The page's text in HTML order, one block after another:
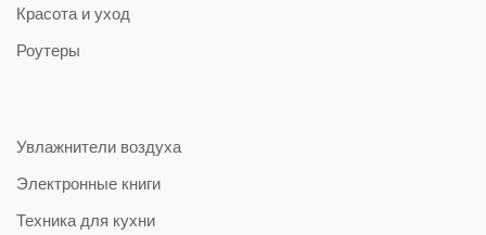
Красота и уход
Роутеры
Увлажнители воздуха
Электронные книги
Техника для кухни